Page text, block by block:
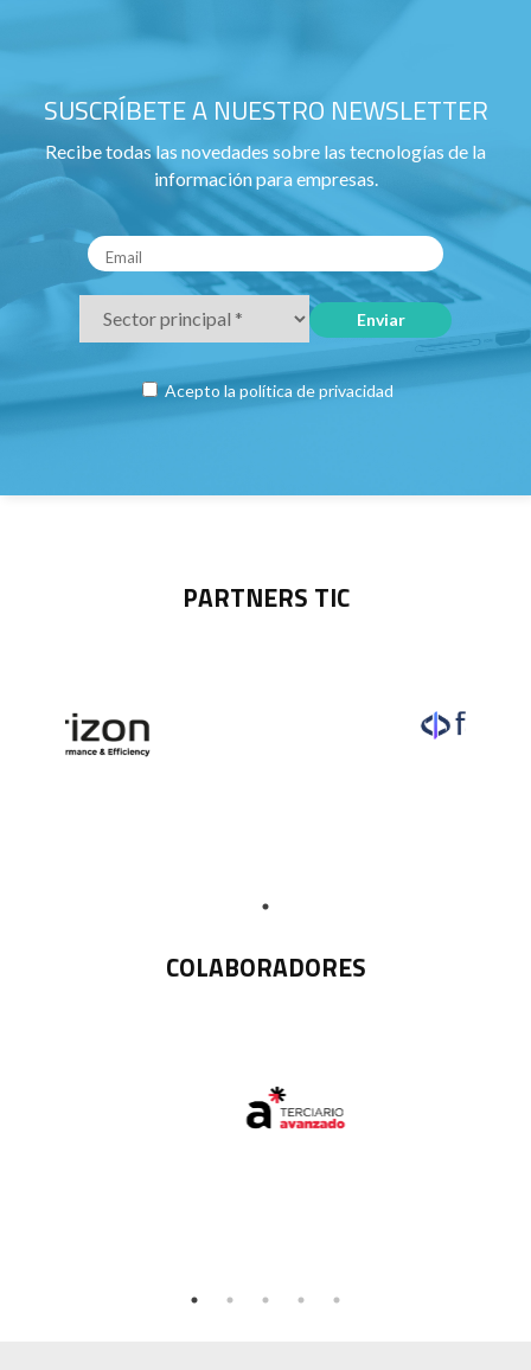
SUSCRÍBETE A NUESTRO NEWSLETTER
Recibe todas las novedades sobre las tecnologías de la
información para empresas.
Acepto la política de privacidad
PARTNERS TIC
COLABORADORES